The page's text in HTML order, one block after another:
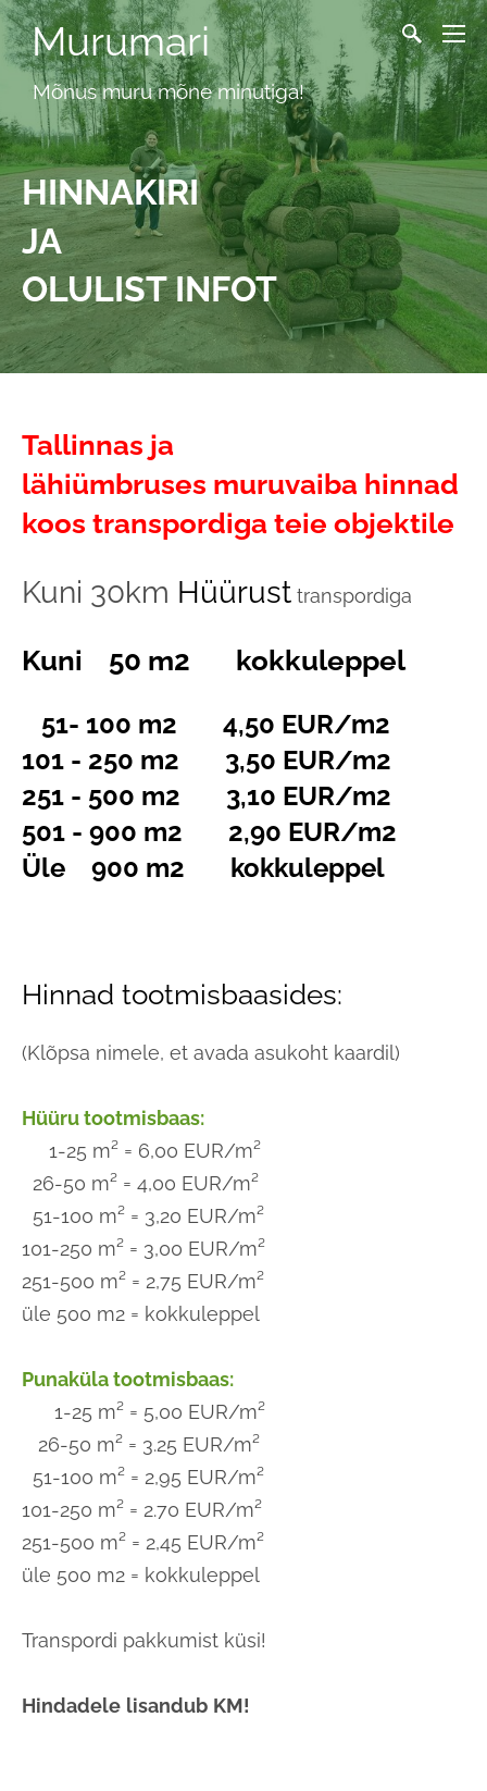
Murumari
Mõnus muru mõne minutiga!
HINNAKIRI
JA
OLULIST INFOT
Tallinnas ja
lähiümbruses muruvaiba hinnad
koos transpordiga teie objektile
Kuni 30km Hüürust transpordiga
Kuni 50 m2 kokkuleppel
51- 100 m2 4,50 EUR/m2
101 - 250 m2 3,50 EUR/m2
251 - 500 m2 3,10 EUR/m2
501 - 900 m2 2,90 EUR/m2
Üle 900 m2 kokkuleppel
Hinnad tootmisbaasides:
(Klõpsa nimele, et avada asukoht kaardil)
Hüüru tootmisbaas:
1-25 m² = 6,00 EUR/m²
26-50 m² = 4,00 EUR/m²
51-100 m² = 3,20 EUR/m²
101-250 m² = 3,00 EUR/m²
251-500 m² = 2,75 EUR/m²
üle 500 m2 = kokkuleppel
Punakülatootmisbaas:
1-25 m² = 5,00 EUR/m²
26-50 m² = 3.25 EUR/m²
51-100 m² = 2,95 EUR/m²
101-250 m² = 2.70 EUR/m²
251-500 m² = 2,45 EUR/m²
üle 500 m2 = kokkuleppel
Transpordi pakkumist küsi!
Hindadele lisandub KM!